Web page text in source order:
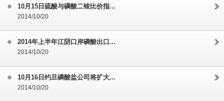
10月15日硫酸与磷酸二铵比价指...
2014/10/20
2014年上半年江阴口岸磷酸出口...
2014/10/20
10月16日约旦磷酸盐公司将扩大...
2014/10/20